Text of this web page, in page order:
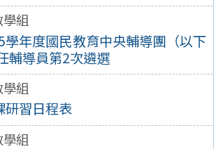
學組
年度國民教育中央輔導團（以下
輔導員第2次遴選
學組
研習日程表
學組